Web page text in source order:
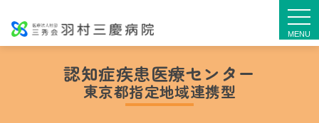
認知症疾患医療センター
東京都指定地域連携型